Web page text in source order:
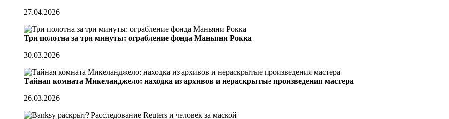
27.04.2026
Три полотна за три минуты: ограбление фонда Маньяни Рокка
30.03.2026
Тайная комната Микеланджело: находка из архивов и нераскрытые произведения мастера
26.03.2026